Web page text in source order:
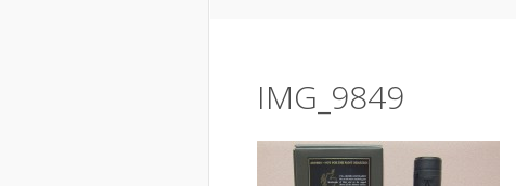
IMG_9849